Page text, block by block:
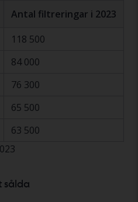
Antal filtreringar i 2023
118 500
84 000
76 300
65 500
63 500
sålda